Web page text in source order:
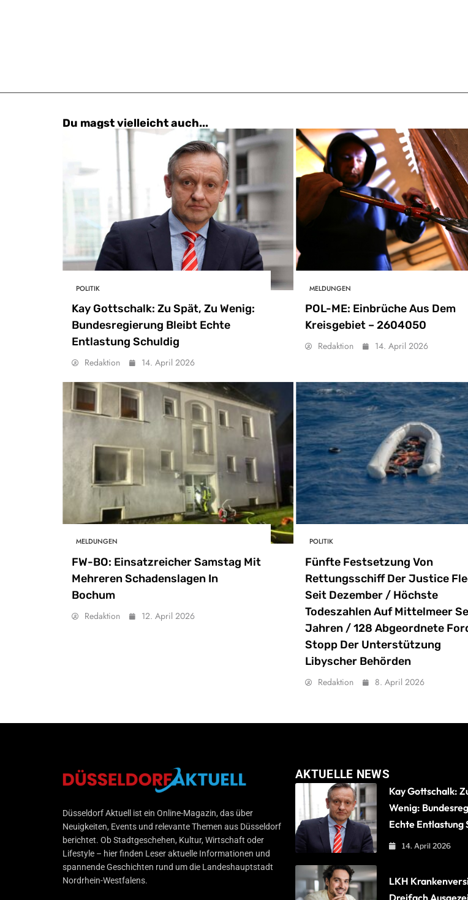
Du magst vielleicht auch...
POLITIK
Kay Gottschalk: Zu Spät, Zu Wenig:
Bundesregierung Bleibt Echte
Entlastung Schuldig
Redaktion 14. April 2026
MELDUNGEN
POL-ME: Einbrüche Aus Dem
Kreisgebiet – 2604050
Redaktion 14. April 2026
MELDUNGEN
FW-BO: Einsatzreicher Samstag Mit
Mehreren Schadenslagen In
Bochum
Redaktion 12. April 2026
POLITIK
Fünfte Festsetzung Von
Rettungsschiff Der Justice
Seit Dezember / Höchste
Todeszahlen Auf Mittelmeer
Jahren / 128 Abgeordnete
Stopp Der Unterstützung
Libyscher Behörden
Redaktion 8. April 2026
Düsseldorf Aktuell
Düsseldorf Aktuell ist ein Online-Magazin, das über
Neuigkeiten, Events und relevante Themen aus Düsseldorf
berichtet. Ob Stadtgeschehen, Kultur, Wirtschaft oder
Lifestyle – hier finden Leser aktuelle Informationen und
spannende Geschichten rund um die Landeshauptstadt
Nordrhein-Westfalens.
AKTUELLE NEWS
Kay Gottschalk:
Wenig:
Echte Entlastung
14. April 2026
LKH